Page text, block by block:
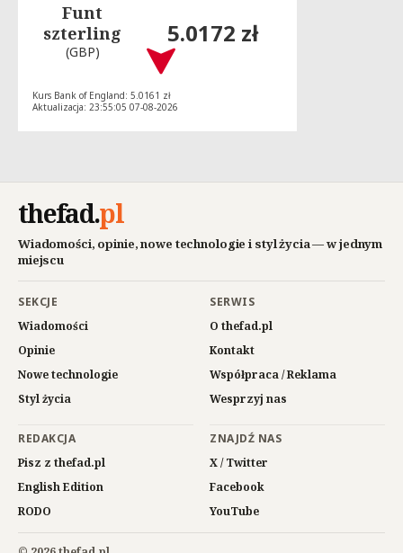
Funt
szterling
(GBP)
5.0172 zł
Kurs Bank of England: 5.0161 zł
Aktualizacja: 23:55:05 07-08-2026
thefad.pl
Wiadomości, opinie, nowe technologie i styl życia — w jednym
miejscu
SEKCJE
Wiadomości
Opinie
Nowe technologie
Styl życia
SERWIS
O thefad.pl
Kontakt
Współpraca / Reklama
Wesprzyj nas
REDAKCJA
Pisz z thefad.pl
English Edition
RODO
ZNAJDŹ NAS
X / Twitter
Facebook
YouTube